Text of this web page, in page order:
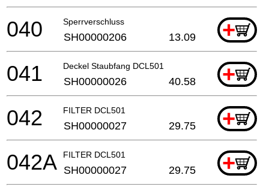
Sperrverschluss +
040 SH00000206 13.09
Deckel Staubfang DCL501 +
041 SH00000026 40.58
FILTER DCL501 +
042 SH00000027 29.75
FILTER DCL501 +
042A SH00000027 29.75